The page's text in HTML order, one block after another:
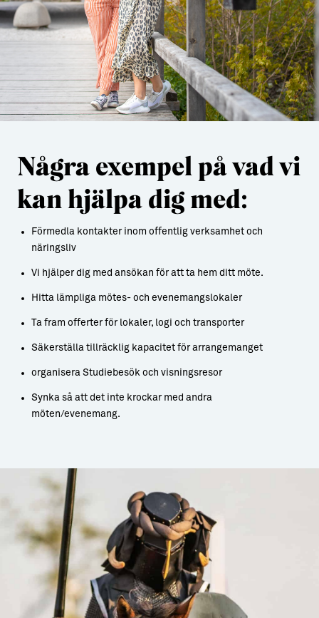
Några exempel på vad vi
kan hjälpa dig med:
Förmedla kontakter inom offentlig verksamhet och
näringsliv
Vi hjälper dig med ansökan för att ta hem ditt möte.
Hitta lämpliga mötes- och evenemangslokaler
Ta fram offerter för lokaler, logi och transporter
Säkerställa tillräcklig kapacitet för arrangemanget
organisera Studiebesök och visningsresor
Synka så att det inte krockar med andra
möten/evenemang.